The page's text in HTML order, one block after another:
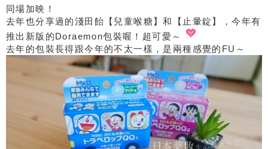
同場加映！
去年也分享過的淺田飴【兒童喉糖】和【止暈錠】，今年有
推出新版的Doraemon包裝喔！超可愛～
去年的包裝長得跟今年的不太一樣，是兩種感覺的FU～